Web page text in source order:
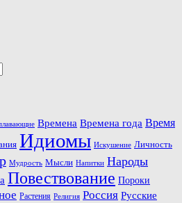
Времена Времена года Время
Идиомы Искушение Личность
Мудрость Мысли Напитки Народы
Повествование Пороки
Растения Религия Россия Русские